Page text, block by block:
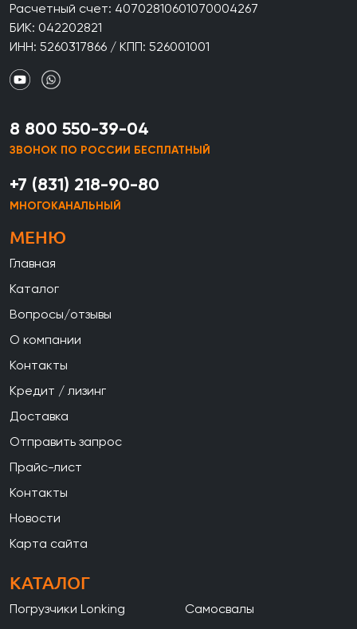
Расчетный счет: 40702810601070004267
БИК: 042202821
ИНН: 5260317866 / КПП: 526001001
8 800 550-39-04
ЗВОНОК ПО РОССИИ БЕСПЛАТНЫЙ
+7 (831) 218-90-80
МНОГОКАНАЛЬНЫЙ
МЕНЮ
Главная
Каталог
Вопросы/отзывы
О компании
Контакты
Кредит / лизинг
Доставка
Отправить запрос
Прайс-лист
Контакты
Новости
Карта сайта
КАТАЛОГ
Погрузчики Lonking
Самосвалы